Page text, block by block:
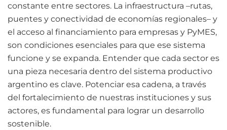
constante entre sectores. La infraestructura –rutas,
puentes y conectividad de economías regionales– y
el acceso al financiamiento para empresas y PyMES,
son condiciones esenciales para que ese sistema
funcione y se expanda. Entender que cada sector es
una pieza necesaria dentro del sistema productivo
argentino es clave. Potenciar esa cadena, a través
del fortalecimiento de nuestras instituciones y sus
actores, es fundamental para lograr un desarrollo
sostenible.